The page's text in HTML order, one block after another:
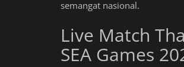
semangat nasional.
Live Match
SEA Games